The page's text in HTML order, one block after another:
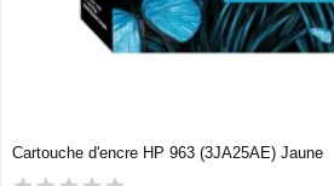
Cartouche d'encre HP 963 (3JA25AE) Jaune